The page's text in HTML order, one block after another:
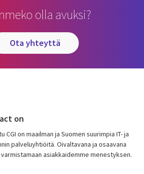
olla avuksi?
ota yhteyttä
on
CGI on maailman ja Suomen suurimpia IT- ja
palveluyhtiöitä. Oivaltavana ja osaavana
asiakkaidemme menestyksen.